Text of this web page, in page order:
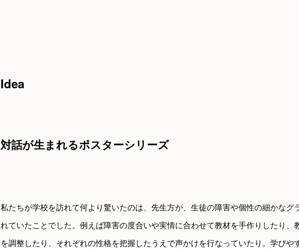
Idea
対話が生まれるポスターシリーズ
私たちが学校を訪れて何より驚いたのは、先生方が、生徒の障害や個性の細かなグ
れていたことでした。例えば障害の度合いや実情に合わせて教材を手作りしたり、
を調整したり、それぞれの性格を把握したうえで声かけを行なっていたり。学びや